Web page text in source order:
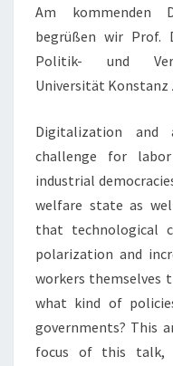
Am kommenden
begrüßen wir Prof.
Politik- und
Universität Konstanz
Digitalization
challenge for
industrial
welfare state as
that technological
polarization and
workers themselves
what kind of
governments? This
focus of this talk,